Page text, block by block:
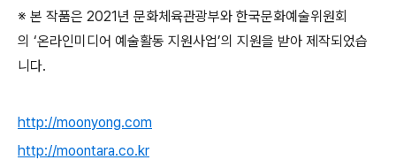
※ 본 작품은 2021년 문화체육관광부와 한국문화예술위원회
의 ‘온라인미디어 예술활동 지원사업’의 지원을 받아 제작되었습
니다.
http://moonyong.com
http://moontara.co.kr